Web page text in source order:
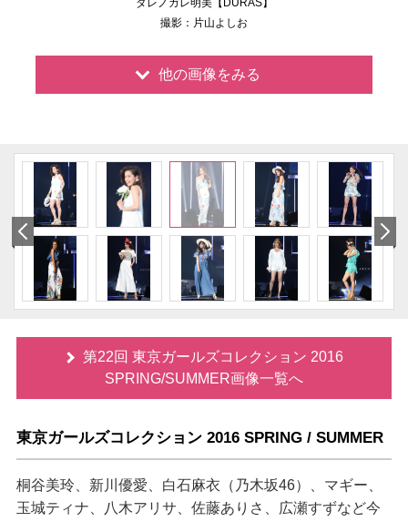
ダレノガレ明美【DURAS】
撮影：片山よしお
他の画像をみる
第22回 東京ガールズコレクション 2016
SPRING/SUMMER画像一覧へ
東京ガールズコレクション 2016 SPRING / SUMMER
桐谷美玲、新川優愛、白石麻衣（乃木坂46）、マギー、
玉城ティナ、八木アリサ、佐藤ありさ、広瀬すずなど今